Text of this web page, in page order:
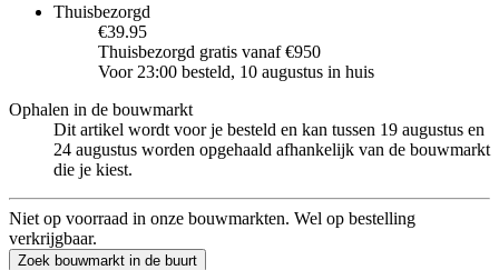
Thuisbezorgd
€39.95
Thuisbezorgd gratis vanaf €950
Voor 23:00 besteld, 10 augustus in huis
Ophalen in de bouwmarkt
Dit artikel wordt voor je besteld en kan tussen 19 augustus en
24 augustus worden opgehaald afhankelijk van de bouwmarkt
die je kiest.
Niet op voorraad in onze bouwmarkten. Wel op bestelling
verkrijgbaar.
Zoek bouwmarkt in de buurt